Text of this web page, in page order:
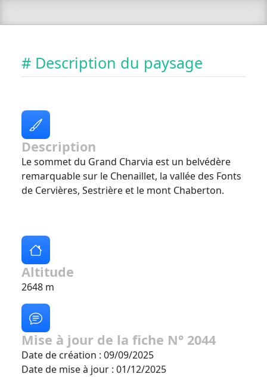
# Description du paysage
Description
Le sommet du Grand Charvia est un belvédère
remarquable sur le Chenaillet, la vallée des Fonts
de Cervières, Sestrière et le mont Chaberton.
Altitude
2648 m
Mise à jour de la fiche N° 2044
Date de création : 09/09/2025
Date de mise à jour : 01/12/2025